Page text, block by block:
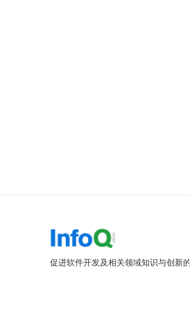
促进软件开发及相关领域知识与创新